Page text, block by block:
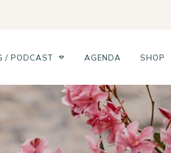
/ PODCAST AGENDA SHOP